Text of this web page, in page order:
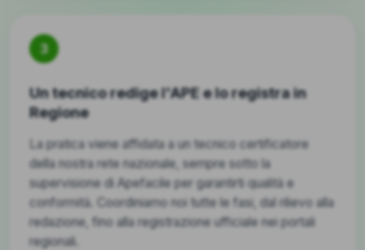
3
Un tecnico redige l'APE e lo registra in
Regione
La pratica viene affidata a un tecnico certificatore
della nostra rete nazionale, sempre sotto la
supervisione di Apefacile per garantirti qualità e
conformità. Coordiniamo noi tutte le fasi, dal rilievo alla
redazione, fino alla registrazione ufficiale nei portali
regionali.